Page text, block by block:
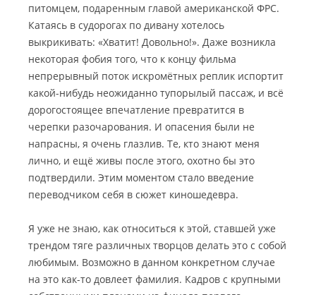
питомцем, подаренным главой американской ФРС.
Катаясь в судорогах по дивану хотелось
выкрикивать: «Хватит! Довольно!». Даже возникла
некоторая фобия того, что к концу фильма
непрерывный поток искромётных реплик испортит
какой-нибудь неожиданно тупорылый пассаж, и всё
дорогостоящее впечатление превратится в
черепки разочарования. И опасения были не
напрасны, я очень глазлив. Те, кто знают меня
лично, и ещё живы после этого, охотно бы это
подтвердили. Этим моментом стало введение
переводчиком себя в сюжет киношедевра.
Я уже не знаю, как относиться к этой, ставшей уже
трендом тяге различных творцов делать это с собой
любимым. Возможно в данном конкретном случае
на это как-то довлеет фамилия. Кадров с крупными